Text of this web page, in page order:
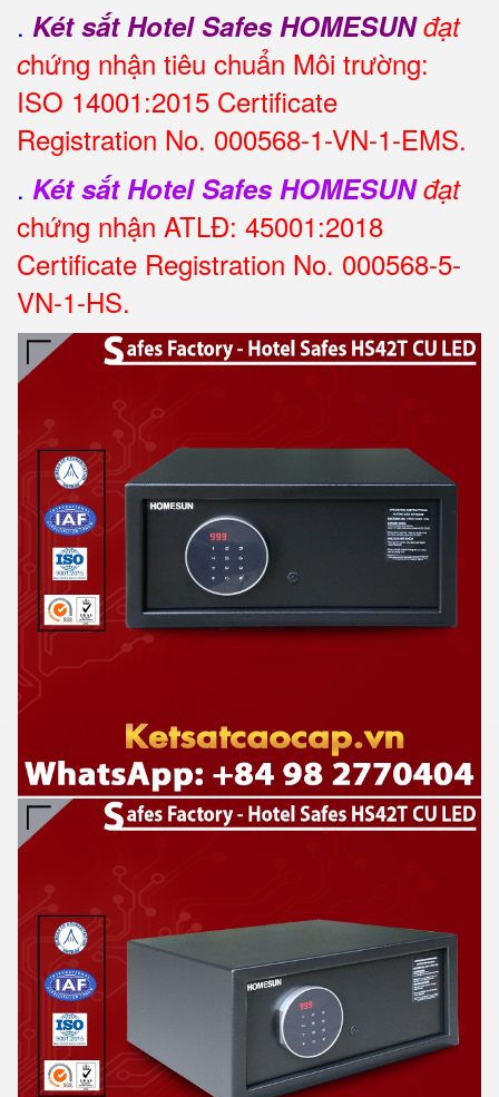
. Két sắt Hotel Safes HOMESUNđạt
chứng nhận tiêu chuẩn Môi trường:
ISO 14001:2015 Certificate
Registration No. 000568-1-VN-1-EMS.
. Két sắt Hotel Safes HOMESUNđạt
chứng nhận ATLĐ: 45001:2018
Certificate Registration No. 000568-5-
VN-1-HS.